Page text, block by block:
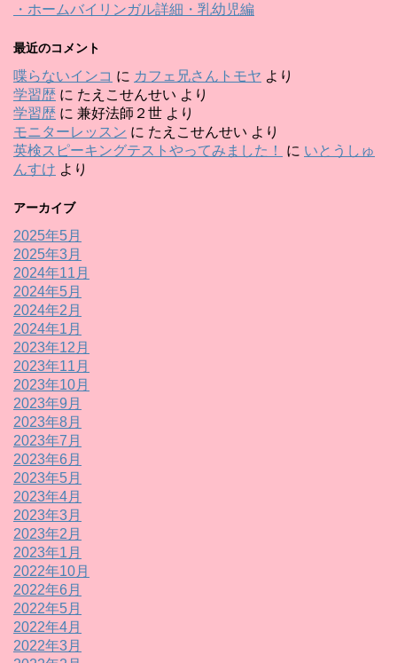
・ホームバイリンガル詳細・乳幼児編
最近のコメント
喋らないインコ に カフェ兄さんトモヤ より
学習歴 に たえこせんせい より
学習歴 に 兼好法師２世 より
モニターレッスン に たえこせんせい より
英検スピーキングテストやってみました！
に いとうしゅ
んすけ より
アーカイブ
2025年5月
2025年3月
2024年11月
2024年5月
2024年2月
2024年1月
2023年12月
2023年11月
2023年10月
2023年9月
2023年8月
2023年7月
2023年6月
2023年5月
2023年4月
2023年3月
2023年2月
2023年1月
2022年10月
2022年6月
2022年5月
2022年4月
2022年3月